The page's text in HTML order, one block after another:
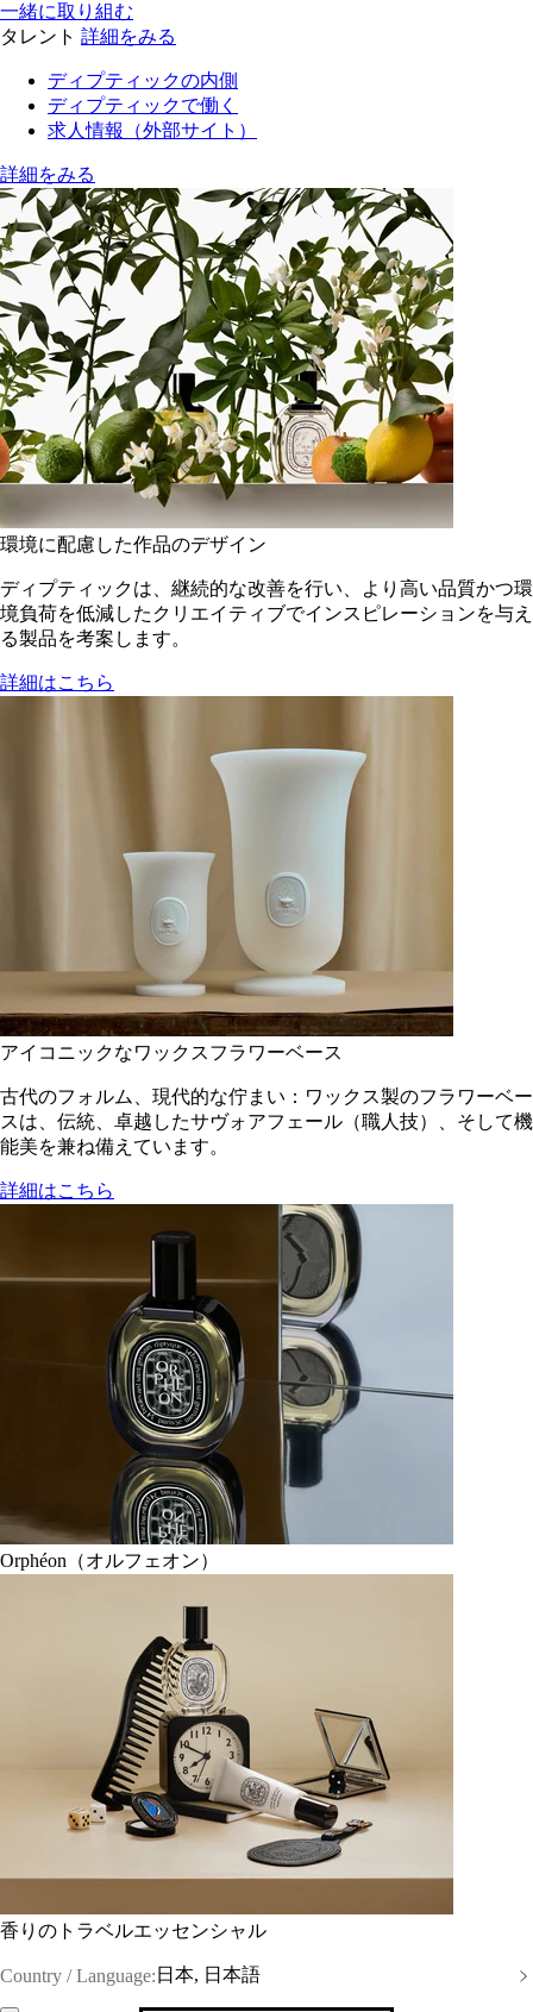
一緒に取り組む
タレント 詳細をみる
ディプティックの内側
ディプティックで働く
求人情報（外部サイト）
詳細をみる
環境に配慮した作品のデザイン
ディプティックは、継続的な改善を行い、より高い品質かつ環
境負荷を低減した​クリエイティブでインスピレーションを与え
る製品を考案します。
詳細はこちら
アイコニックなワックスフラワーベース
古代のフォルム、現代的な佇まい：ワックス製のフラワーベー
スは、伝統、卓越したサヴォアフェール（職人技）、そして機
能美を兼ね備えています。
詳細はこちら
Orphéon（オルフェオン）
香りのトラベルエッセンシャル
Country / Language: 日本, 日本語